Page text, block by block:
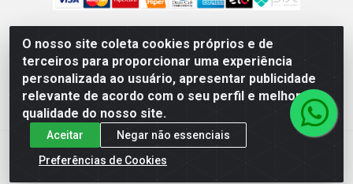
O nosso site coleta cookies próprios e de
terceiros para proporcionar uma experiência
personalizada ao usuário, apresentar publicidade
relevante de acordo com o seu perfil e melhorar a
qualidade do nosso site.
Aceitar
Negar não essenciais
Preferências de Cookies
Machado Carnes Distribuidora de Alimentos LTDA -
Logradouro: Avenida Candido Aleixo, 148 - Centro - Oeiras/PI
- CEP 64.500-000 - 31.391.008/0001-50